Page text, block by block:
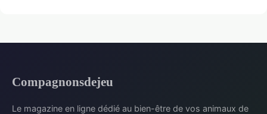
Compagnonsdejeu
Le magazine en ligne dédié au bien-être de vos animaux de